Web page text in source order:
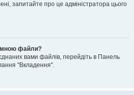
запитайте про це адміністратора цього
мною файли?
вами файлів, перейдіть в Панель
"Вкладення".